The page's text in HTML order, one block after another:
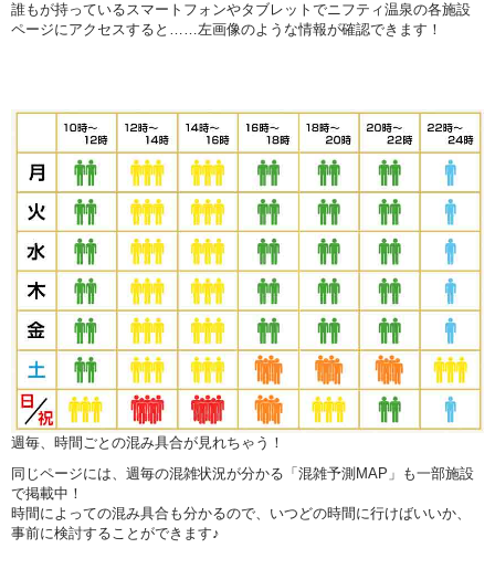
誰もが持っているスマートフォンやタブレットでニフティ温泉の各施設
ページにアクセスすると……左画像のような情報が確認できます！
週毎、時間ごとの混み具合が見れちゃう！
同じページには、週毎の混雑状況が分かる「混雑予測MAP」も一部施設
で掲載中！
時間によっての混み具合も分かるので、いつどの時間に行けばいいか、
事前に検討することができます♪